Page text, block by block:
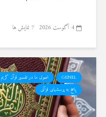
4 آگوست 2026 7 نمایش ها
GENEL اصول ما در تفسیر قرآن کریم
پاسخ به پرسشهای قرآنی